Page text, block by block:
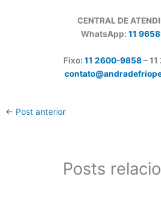
CENTRAL DE
WhatsApp: 11
Fixo: 11 2600-9858–
← Post anterior
Posts